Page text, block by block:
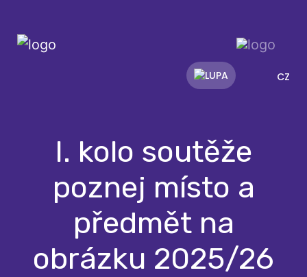
CZ
I. kolo soutěže
poznej místo a
předmět na
obrázku 2025/26